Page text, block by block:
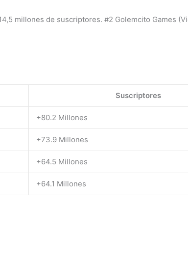
millones de suscriptores. #2 Golemcito Games
Suscriptores
+80.2 Millones
+73.9 Millones
+64.5 Millones
+64.1 Millones